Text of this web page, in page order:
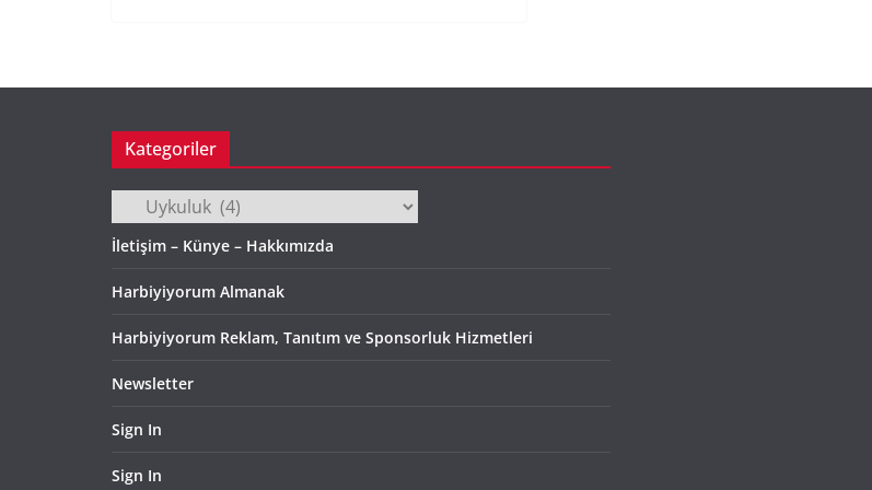
Kategoriler
Kategoriler
İletişim – Künye – Hakkımızda
Harbiyiyorum Almanak
Harbiyiyorum Reklam, Tanıtım ve Sponsorluk Hizmetleri
Newsletter
Sign In
Sign In